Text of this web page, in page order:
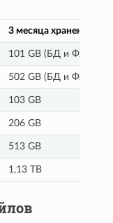
3 месяца хранения
101 GB (БД и ФХ)
502 GB (БД и ФХ)
103 GB
206 GB
513 GB
1,13 TB